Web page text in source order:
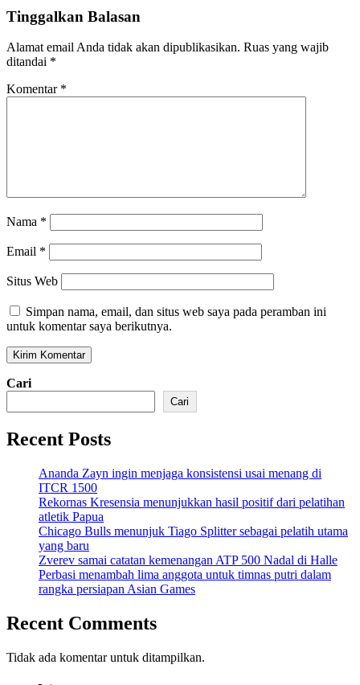
Tinggalkan Balasan
Alamat email Anda tidak akan dipublikasikan. Ruas yang wajib
ditandai *
Komentar *
Nama *
Email *
Situs Web
Simpan nama, email, dan situs web saya pada peramban ini
untuk komentar saya berikutnya.
Cari
Cari
Recent Posts
Ananda Zayn ingin menjaga konsistensi usai menang di
ITCR 1500
Rekornas Kresensia menunjukkan hasil positif dari pelatihan
atletik Papua
Chicago Bulls menunjuk Tiago Splitter sebagai pelatih utama
yang baru
Zverev samai catatan kemenangan ATP 500 Nadal di Halle
Perbasi menambah lima anggota untuk timnas putri dalam
rangka persiapan Asian Games
Recent Comments
Tidak ada komentar untuk ditampilkan.